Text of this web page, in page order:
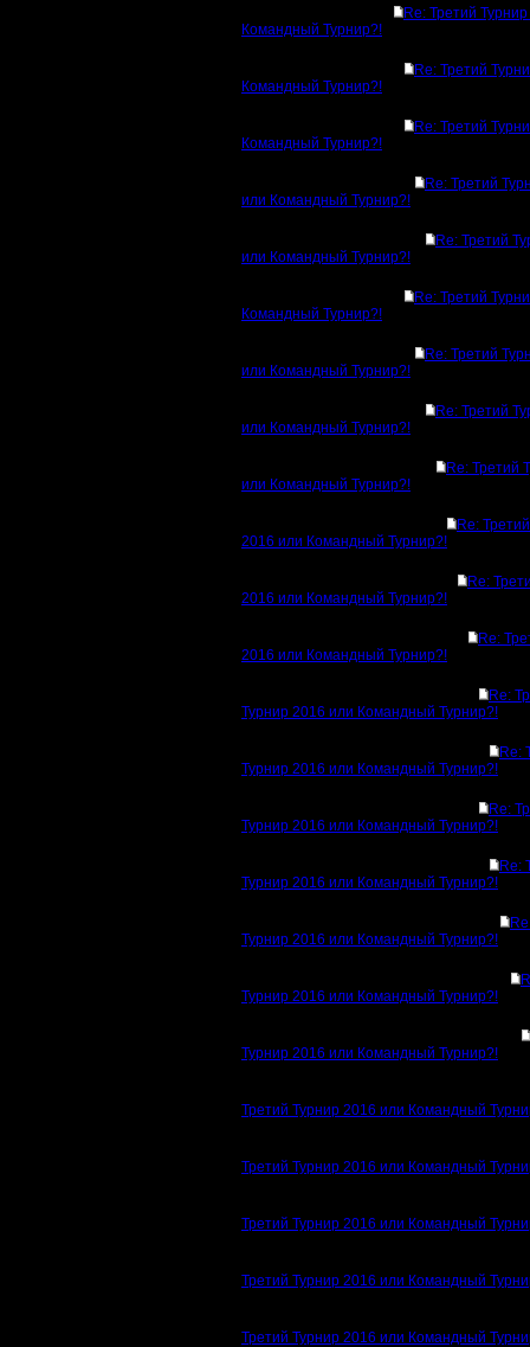
Re: Третий
Командный Турнир?!
Re: Третий
Командный Турнир?!
Re: Третий
Командный Турнир?!
Re: Третий
или Командный Турнир?!
Re: Третий
или Командный Турнир?!
Re: Третий
Командный Турнир?!
Re: Третий
или Командный Турнир?!
Re: Третий
или Командный Турнир?!
Re: Третий
или Командный Турнир?!
Re:
2016 или Командный Турнир?!
Re:
2016 или Командный Турнир?!
Re:
2016 или Командный Турнир?!
Re:
Турнир 2016 или Командный Турнир?!
Re:
Турнир 2016 или Командный Турнир?!
Re:
Турнир 2016 или Командный Турнир?!
Re:
Турнир 2016 или Командный Турнир?!
Турнир 2016 или Командный Турнир?!
Турнир 2016 или Командный Турнир?!
Турнир 2016 или Командный Турнир?!
Третий Турнир 2016 или Командный
Третий Турнир 2016 или Командный
Третий Турнир 2016 или Командный
Третий Турнир 2016 или Командный
Третий Турнир 2016 или Командный